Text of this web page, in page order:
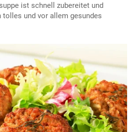
ist schnell zubereitet und
und vor allem gesundes